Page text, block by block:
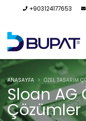
+903124177653
Sloan AG
Çözümler
ANASAYFA ÖZEL TASARIM